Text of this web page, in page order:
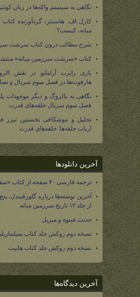
نگاهی به سیستم واکه‌ها در زبان
کارل اف. هاستتر، گردآورنده
میانه، کیست؟
شرح مطالب درون کتاب سرشت
کتاب «سرشت سرزمین میانه»
بازی رابرت آرامایو در نقش
هارفوت‌ها در فصل سوم سریال و
نگاهی به بالروگ و دیگر موجودات
فصل سوم سریال حلقه‌های قدرت
تحلیل و موشکافی نخستین
ارباب حلقه‌ها: حلقه‌های قدرت
آخرین دانلودها
ترجمه فارسی ۴۰ صفحه از کتاب «سقوط نومه‌نور»
آخرین نوشته‌ها درباره گلورفیندل،
از جلد ۱۲ تاریخ سرزمین میانه
حدیث فینوه و میریل
نسخه دوم روکش جلد کتاب
نسخه دوم روکش جلد کتاب هابیت
آخرین دیدگاه‌ها